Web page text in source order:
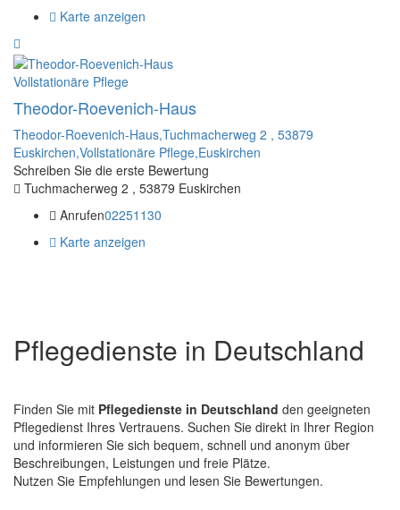
Karte anzeigen
Vollstationäre Pflege
Theodor-Roevenich-Haus
Theodor-Roevenich-Haus,Tuchmacherweg 2 , 53879
Euskirchen,Vollstationäre Pflege,Euskirchen
Schreiben Sie die erste Bewertung
Tuchmacherweg 2 , 53879 Euskirchen
Anrufen02251130
Karte anzeigen
Pflegedienste in Deutschland
Finden Sie mit Pflegedienste in Deutschland den geeigneten
Pflegedienst Ihres Vertrauens. Suchen Sie direkt in Ihrer Region
und informieren Sie sich bequem, schnell und anonym über
Beschreibungen, Leistungen und freie Plätze.
Nutzen Sie Empfehlungen und lesen Sie Bewertungen.